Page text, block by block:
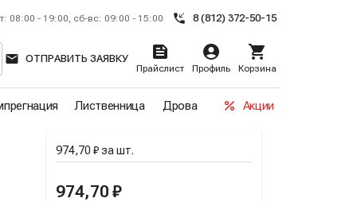
08:00 - 19:00, сб-вс: 09:00 - 15:00 8 (812) 372-50-15
ОТПРАВИТЬ ЗАЯВКУ
Прайслист Профиль Корзина
Лиственница Дрова Акции
974,70 ₽за шт.
974,70 ₽